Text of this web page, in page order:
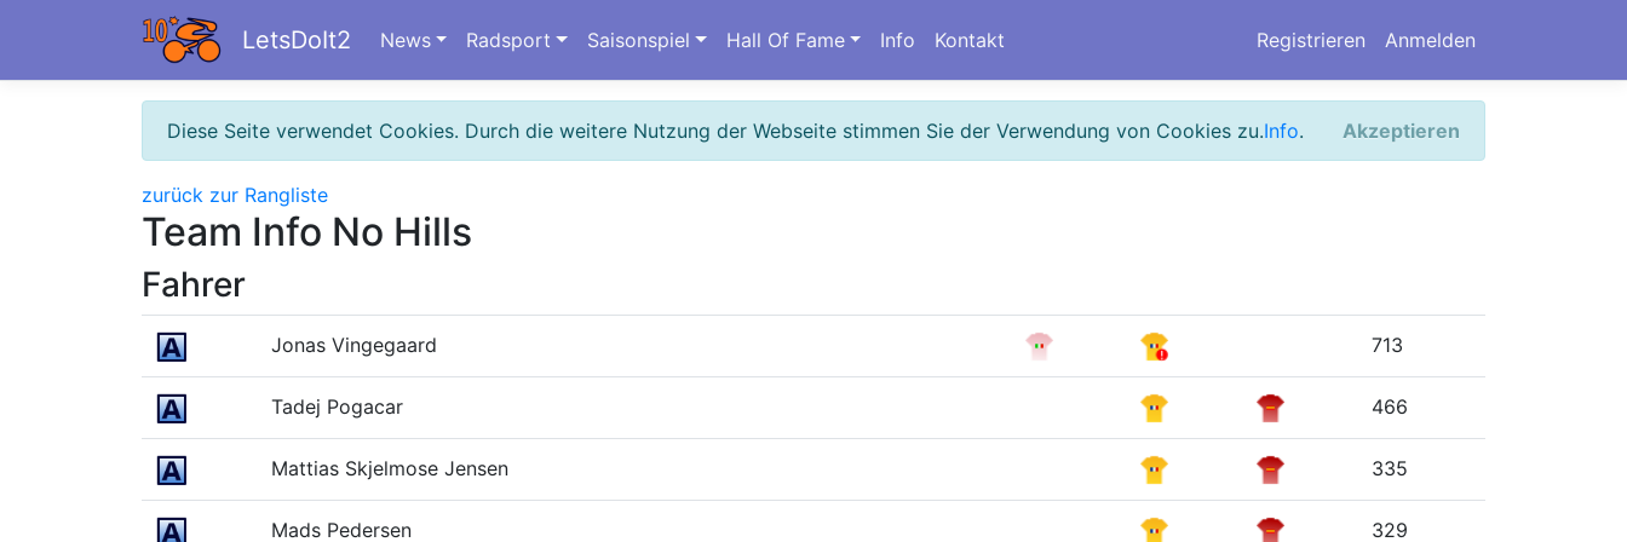
LetsDoIt2 Registrieren Anmelden
News Radsport Saisonspiel Hall Of Fame Info Kontakt
Diese Seite verwendet Cookies. Durch die weitere Nutzung der Webseite stimmen Sie der Verwendung von Cookies zu.Info. Akzeptieren
zurück zur Rangliste
Team Info No Hills
Fahrer
Jonas Vingegaard 713
Tadej Pogacar 466
Mattias Skjelmose Jensen 335
Mads Pedersen 329